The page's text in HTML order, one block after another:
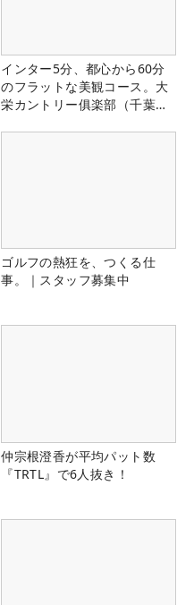
インター5分、都心から60分
のフラットな美観コース。大
栄カントリー俱楽部（千葉
ゴルフの熱狂を、つくる仕
事。｜スタッフ募集中
仲宗根澄香が平均パット数
『TRTL』で6人抜き！